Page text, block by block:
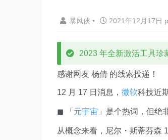
暴风侠 • 2021年12月17日
2023 年全新激活工具珍
感谢网友 杨倩 的线索投递！
12 月 17 日消息， 微软科技近
◼︎ 「 元宇宙 」是个热词，但绝
从概念来看，尼尔・斯蒂芬森